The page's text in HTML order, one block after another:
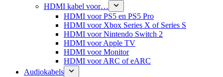
HDMI kabel voor…
HDMI voor PS5 en PS5 Pro
HDMI voor Xbox Series X of Series S
HDMI voor Nintendo Switch 2
HDMI voor Apple TV
HDMI voor Monitor
HDMI voor ARC of eARC
Audiokabels